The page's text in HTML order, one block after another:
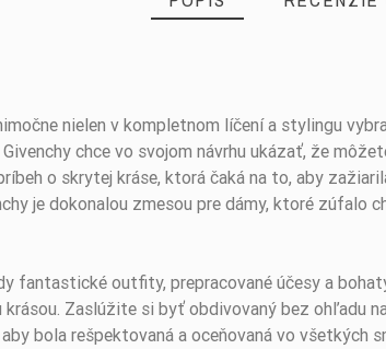
nielen v kompletnom líčení a stylingu
chce vo svojom návrhu ukázať, že
o skrytej kráse, ktorá čaká na to, aby
je dokonalou zmesou pre dámy, ktoré zúfalo
fantastické outfity, prepracované účesy a
Zaslúžite si byť obdivovaný bez ohľadu
bola rešpektovaná a oceňovaná vo všetkých